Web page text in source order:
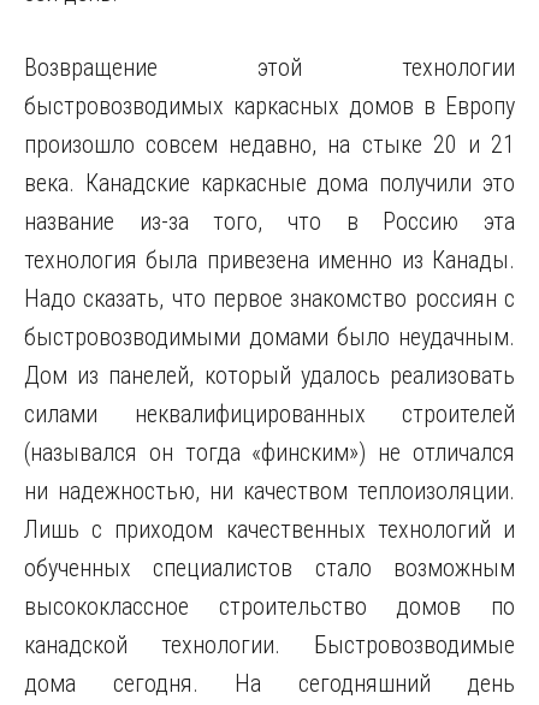
Возвращение этой технологии
быстровозводимых каркасных домов в Европу
произошло совсем недавно, на стыке 20 и 21
века. Канадские каркасные дома получили это
название из-за того, что в Россию эта
технология была привезена именно из Канады.
Надо сказать, что первое знакомство россиян с
быстровозводимыми домами было неудачным.
Дом из панелей, который удалось реализовать
силами неквалифицированных строителей
(назывался он тогда «финским») не отличался
ни надежностью, ни качеством теплоизоляции.
Лишь с приходом качественных технологий и
обученных специалистов стало возможным
высококлассное строительство домов по
канадской технологии. Быстровозводимые
дома сегодня. На сегодняшний день